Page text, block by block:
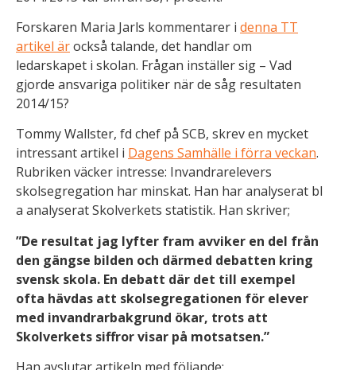
Forskaren Maria Jarls kommentarer i denna TT
artikel ärockså talande, det handlar om
ledarskapet i skolan. Frågan inställer sig – Vad
gjorde ansvariga politiker när de såg resultaten
2014/15?
Tommy Wallster, fd chef på SCB, skrev en mycket
intressant artikel i Dagens Samhälle i förra veckan.
Rubriken väcker intresse: Invandrarelevers
skolsegregation har minskat. Han har analyserat bl
a analyserat Skolverkets statistik. Han skriver;
”De resultat jag lyfter fram avviker en del från
den gängse bilden och därmed debatten kring
svensk skola. En debatt där det till exempel
ofta hävdas att skolsegregationen för elever
med invandrarbakgrund ökar, trots att
Skolverkets siffror visar på motsatsen.”
r
b
ä
tt
r
w
e
b
b
p
a
t
s
e
n
n